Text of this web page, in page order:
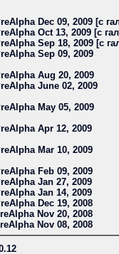
Dec 09, 2009 [с
Oct 13, 2009 [с
Sep 18, 2009 [с
Sep 09, 2009
Aug 20, 2009
June 02, 2009
May 05, 2009
Apr 12, 2009
Mar 10, 2009
Feb 09, 2009
Jan 27, 2009
Jan 14, 2009
Dec 19, 2008
Nov 20, 2008
Nov 08, 2008